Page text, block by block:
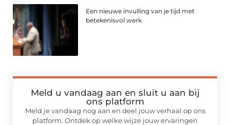
Een nieuwe invulling van je tijd met
betekenisvol werk
Meld u vandaag aan en sluit u aan bij
ons platform
Meld je vandaag nog aan en deel jouw verhaal op ons
platform. Ontdek op welke wijze jouw ervaringen